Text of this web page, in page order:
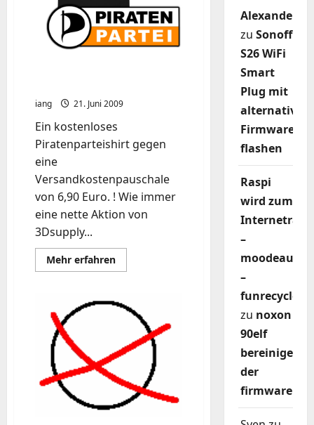
iang 21. Juni 2009
Ein kostenloses
Piratenparteishirt gegen
eine
Versandkostenpauschale
von 6,90 Euro. ! Wie immer
eine nette Aktion von
3Dsupply...
Mehr erfahrenMehr
Informationen
Shirt
für
low
aktion
—
Alexander
zu Sonoff
S26 WiFi
Smart
Plug mit
alternativer
Firmware
flashen
Raspi
wird zum
–
moodeaudio
–
funrecycler
zu noxon
90elf
bereinigen
der
firmware